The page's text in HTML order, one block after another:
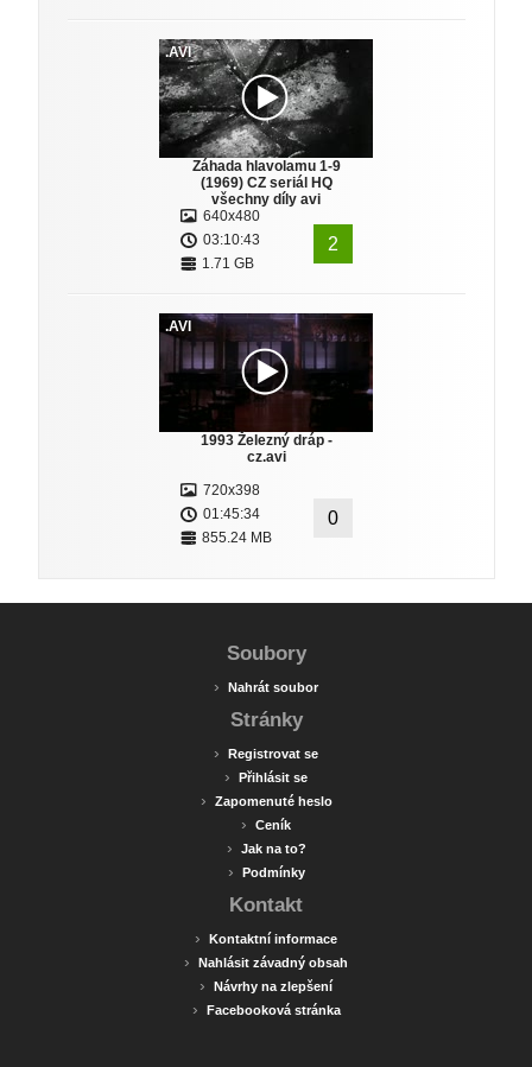
.AVI
Záhada hlavolamu 1-9
(1969) CZ seriál HQ
všechny díly avi
640x480
03:10:43
1.71 GB
2
.AVI
1993 Železný dráp -
cz.avi
720x398
01:45:34
855.24 MB
0
Soubory
› Nahrát soubor
Stránky
› Registrovat se
› Přihlásit se
› Zapomenuté heslo
› Ceník
› Jak na to?
› Podmínky
Kontakt
› Kontaktní informace
› Nahlásit závadný obsah
› Návrhy na zlepšení
› Facebooková stránka